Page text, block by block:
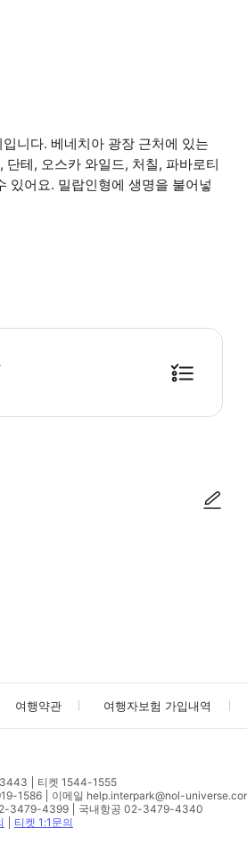
니다. 베네치아 광장 근처에 있는
테, 오스카 와일드, 처칠, 파바로티
있어요. 밀랍인형에 생명을 불어넣
미터 이하의 아동은 무료 입장입니다. 필수
여행약관 여행자보험 가입내역
티켓 1544-1555
1586
이메일 help.interpark@nol-
3479-4399
국내항공 02-3479-4340
티켓 1:1문의